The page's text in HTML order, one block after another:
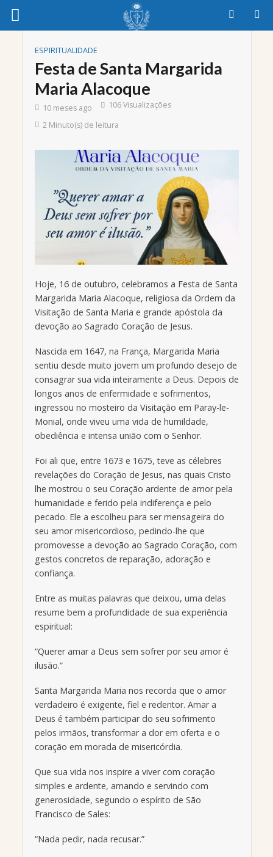
ESPIRITUALIDADE
Festa de Santa Margarida
Maria Alacoque
10 meses ago
106 Visualizações
2 Minuto(s) de leitura
Hoje, 16 de outubro, celebramos a Festa de Santa
Margarida Maria Alacoque, religiosa da Ordem da
Visitação de Santa Maria e grande apóstola da
devoção ao Sagrado Coração de Jesus.
Nascida em 1647, na França, Margarida Maria
sentiu desde muito jovem um profundo desejo de
consagrar sua vida inteiramente a Deus. Depois de
longos anos de enfermidade e sofrimentos,
ingressou no mosteiro da Visitação em Paray-le-
Monial, onde viveu uma vida de humildade,
obediência e intensa união com o Senhor.
Foi ali que, entre 1673 e 1675, teve as célebres
revelações do Coração de Jesus, nas quais Cristo
lhe mostrou o seu Coração ardente de amor pela
humanidade e ferido pela indiferença e pelo
pecado. Ele a escolheu para ser mensageira do
seu amor misericordioso, pedindo-lhe que
promovesse a devoção ao Sagrado Coração, com
gestos concretos de reparação, adoração e
confiança.
Entre as muitas palavras que deixou, uma delas
resume bem a profundidade de sua experiência
espiritual:
“Querer amar a Deus sem sofrer por seu amor é
ilusão.”
Santa Margarida Maria nos recorda que o amor
verdadeiro é exigente, fiel e redentor. Amar a
Deus é também participar do seu sofrimento
pelos irmãos, transformar a dor em oferta e o
coração em morada de misericórdia.
Que sua vida nos inspire a viver com coração
simples e ardente, amando e servindo com
generosidade, segundo o espírito de São
Francisco de Sales:
“Nada pedir, nada recusar.”